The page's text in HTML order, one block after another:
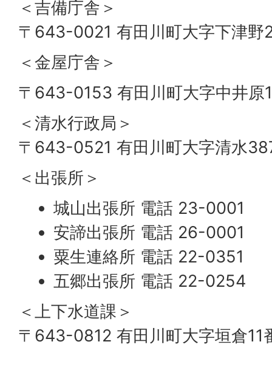
＜吉備庁舎＞
〒643-0021 有田川町大字下津野
＜金屋庁舎＞
〒643-0153 有田川町大字中井原
＜清水行政局＞
〒643-0521 有田川町大字清水
＜出張所＞
城山出張所 電話 23-0001
安諦出張所 電話 26-0001
粟生連絡所 電話 22-0351
五郷出張所 電話 22-0254
＜上下水道課＞
〒643-0812 有田川町大字垣倉11